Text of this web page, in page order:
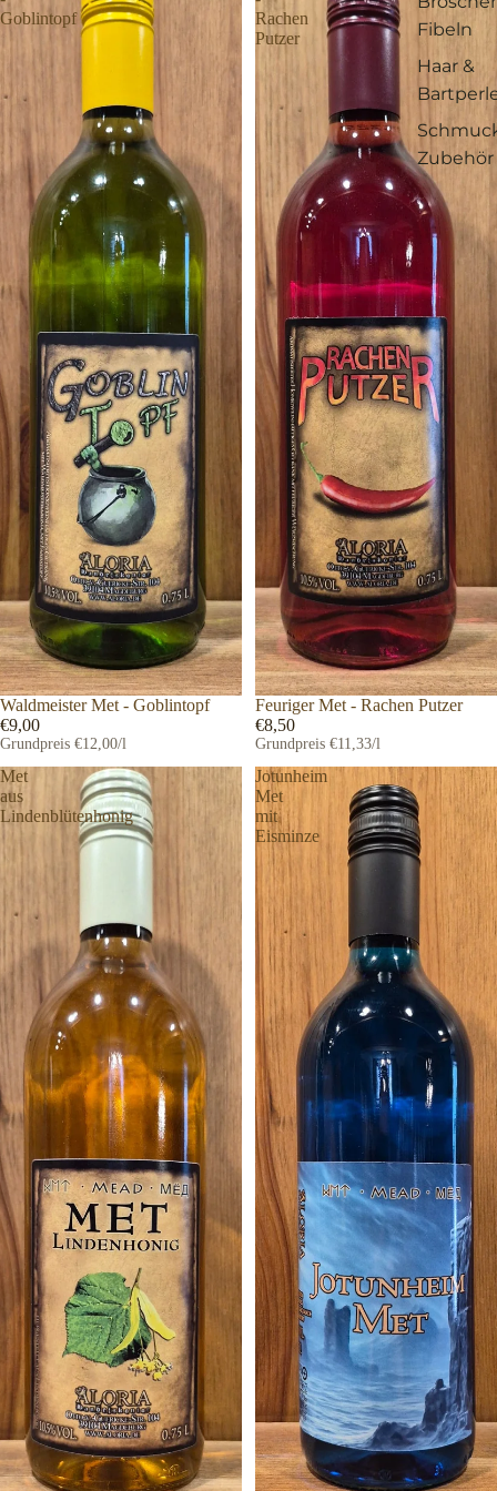
Fibeln
Haar &
Zubehör
Goblintopf
Waldmeister Met - Goblintopf
€9,00
Grundpreis €12,00/l
Rachen
Putzer
Feuriger Met - Rachen Putzer
€8,50
Grundpreis €11,33/l
Met
aus
Lindenblütenhonig
Jotunheim
Met
mit
Eisminze